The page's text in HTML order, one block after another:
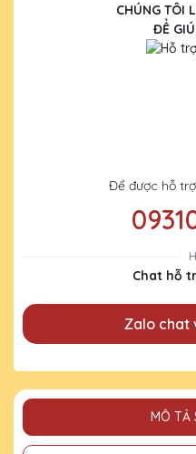
CHÚNG TÔI
ĐỂ
Để được hỗ
Chat hỗ
Zalo chat
MÔ TẢ